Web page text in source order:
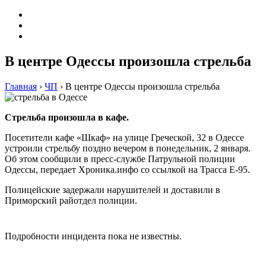
В центре Одессы произошла стрельба
Главная › ЧП › В центре Одессы произошла стрельба
Стрельба произошла в кафе.
Посетители кафе «Шкаф» на улице Греческой, 32 в Одессе
устроили стрельбу поздно вечером в понедельник, 2 января.
Об этом сообщили в пресс-службе Патрульной полиции
Одессы, передает Хроника.инфо со ссылкой на Трасса Е-95.
Полицейские задержали нарушителей и доставили в
Приморский райотдел полиции.
Подробности инцидента пока не известны.